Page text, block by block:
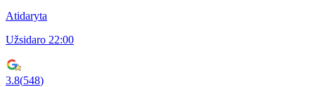
Atidaryta
Užsidaro 22:00
3.8(548)